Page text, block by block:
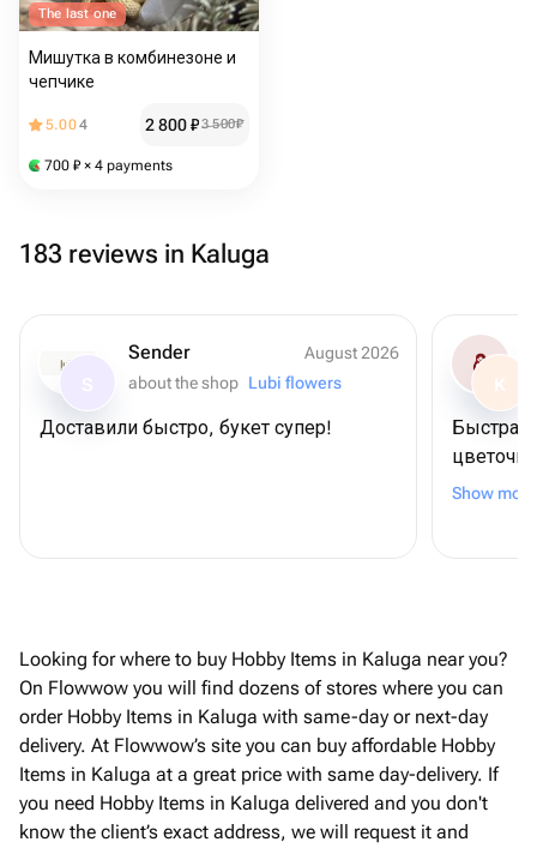
The last one
Мишутка в комбинезоне и
чепчике
5.004 2 800₽3 500₽
700 ₽ × 4 payments
183 reviews in Kaluga
Sender
August 2026
about the shop Lubi flowers
Доставили быстро, букет супер!
K
Быстрая
букет
Show more
Looking for where to buy Hobby Items in Kaluga near you?
On Flowwow you will find dozens of stores where you can
order Hobby Items in Kaluga with same-day or next-day
delivery. At Flowwow’s site you can buy affordable Hobby
Items in Kaluga at a great price with same day-delivery. If
you need Hobby Items in Kaluga delivered and you don't
know the client’s exact address, we will request it and